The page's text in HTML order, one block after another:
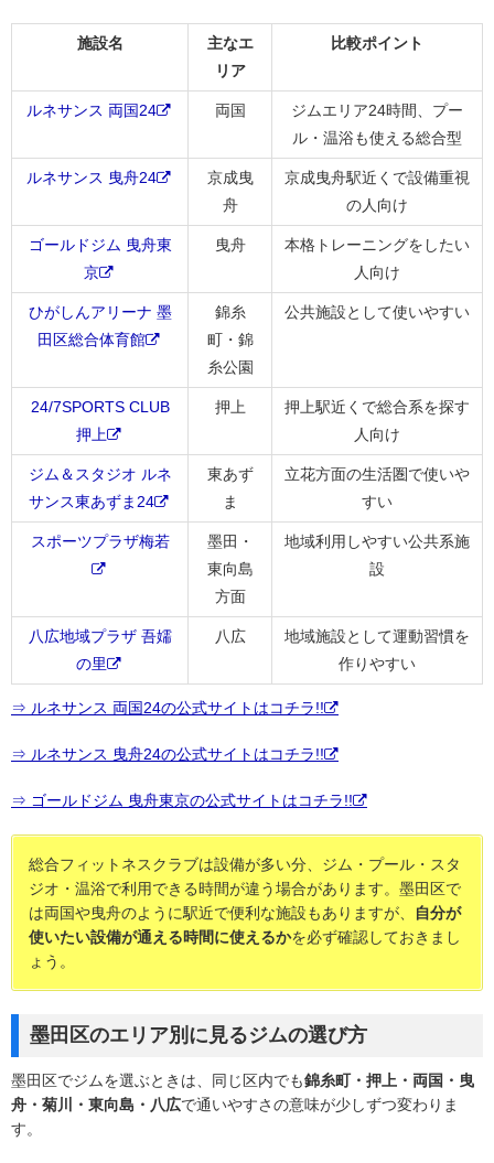
施設名
主なエ
リア
比較ポイント
ルネサンス 両国24 両国
ジムエリア24時間、プー
ル・温浴も使える総合型
ルネサンス 曳舟24
京成曳
舟
京成曳舟駅近くで設備重視
の人向け
ゴールドジム 曳舟東
京
曳舟
本格トレーニングをしたい
人向け
ひがしんアリーナ 墨
田区総合体育館
錦糸
町・錦
糸公園
公共施設として使いやすい
24/7SPORTS CLUB
押上
押上
押上駅近くで総合系を探す
人向け
ジム＆スタジオ ルネ
サンス東あずま24
東あず
ま
立花方面の生活圏で使いや
すい
スポーツプラザ梅若
墨田・
東向島
方面
地域利用しやすい公共系施
設
八広地域プラザ 吾嬬
の里
八広
地域施設として運動習慣を
作りやすい
⇒ ルネサンス 両国24の公式サイトはコチラ!!
⇒ ルネサンス 曳舟24の公式サイトはコチラ!!
⇒ ゴールドジム 曳舟東京の公式サイトはコチラ!!
総合フィットネスクラブは設備が多い分、ジム・プール・スタ
ジオ・温浴で利用できる時間が違う場合があります。墨田区で
は両国や曳舟のように駅近で便利な施設もありますが、
自分が
使いたい設備が通える時間に使えるかを必ず確認しておきまし
ょう。
墨田区のエリア別に見るジムの選び方
墨田区でジムを選ぶときは、同じ区内でも錦糸町・押上・両国・曳
舟・菊川・東向島・八広で通いやすさの意味が少しずつ変わりま
す。